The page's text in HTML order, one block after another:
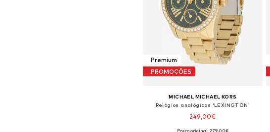
Premium
PROMOÇÕES
MICHAEL MICHAEL KORS
Relógios analógicos 'LEXINGTON'
249,00€
Preço original: 279,00€